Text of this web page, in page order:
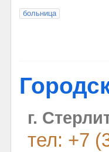
больница
г.
тел: +7